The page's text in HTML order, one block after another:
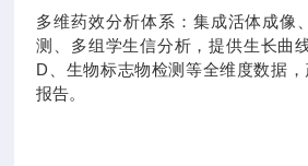
多维药效分析体系：集成活体成像
测、多组学生信分析，提供生长曲
D、生物标志物检测等全维度数据
报告。